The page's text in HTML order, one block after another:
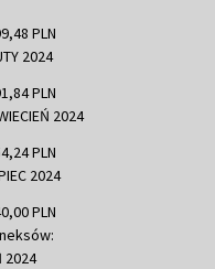
PLN
2024
PLN
2024
PLN
2024
PLN
2024